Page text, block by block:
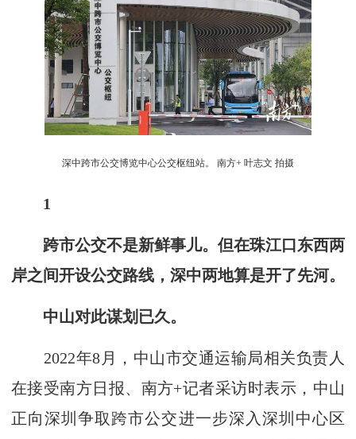
深中跨市公交博览中心公交枢纽站。 南方+ 叶志文 拍摄
1
跨市公交不是新鲜事儿。但在珠江口东西两
岸之间开设公交路线，深中两地算是开了先河。
中山对此谋划已久。
2022年8月，中山市交通运输局相关负责人
在接受南方日报、南方+记者采访时表示，中山
正向深圳争取跨市公交进一步深入深圳中心区